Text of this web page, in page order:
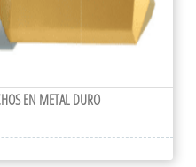
EN METAL DURO